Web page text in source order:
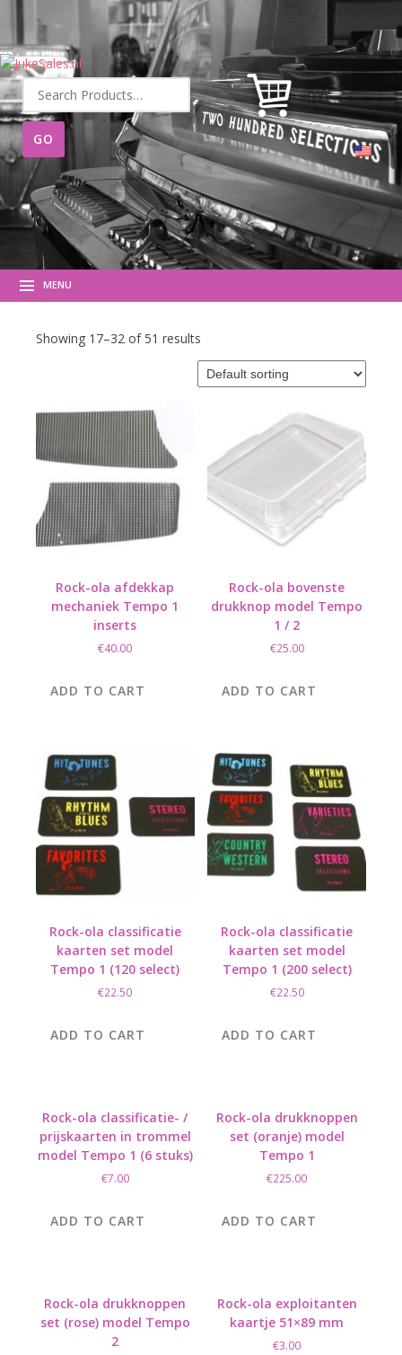
Search
for:
MENU
Showing 17–32 of 51 results
Rock-ola afdekkap
mechaniek Tempo 1
inserts
€40.00
ADD TO CART
Rock-ola bovenste
drukknop model Tempo
1 / 2
€25.00
ADD TO CART
Rock-ola classificatie
kaarten set model
Tempo 1 (120 select)
€22.50
ADD TO CART
Rock-ola classificatie
kaarten set model
Tempo 1 (200 select)
€22.50
ADD TO CART
Rock-ola classificatie- /
prijskaarten in trommel
model Tempo 1 (6 stuks)
€7.00
ADD TO CART
Rock-ola drukknoppen
set (oranje) model
Tempo 1
€225.00
ADD TO CART
Rock-ola drukknoppen
set (rose) model Tempo
2
Rock-ola exploitanten
kaartje 51×89 mm
€3.00